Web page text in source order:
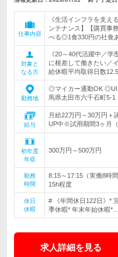
仕事内容
《生活インフラを支え
ンテナンス】【購買事
べる◎1食330円の社食
対象と
なる方
《20～40代活躍中／
に根差して働きたい／
給休暇平均取得日数
勤務地
◎マイカー通勤OK ◎UI
馬県太田市六千石町5-1
給与
月給22万円～30万円＋
UP中※試用期間3ヶ月
初年度
年収
300万円～500万円
勤務
時間
8:15～17:15（実働8時
15h程度
休日
休暇
# 《年間休日122日》*
季休暇* 年末年始休暇*…
求人詳細を見る